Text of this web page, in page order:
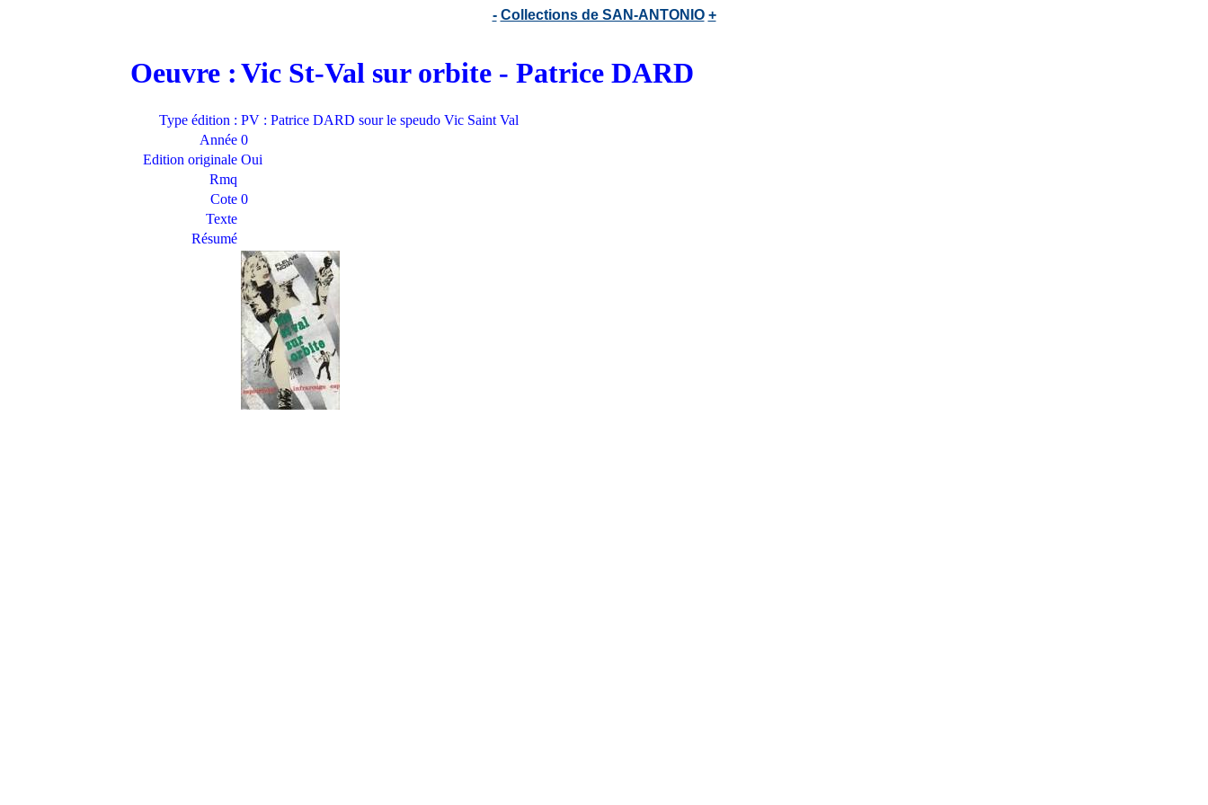
- Collections de SAN-ANTONIO +
Oeuvre :Vic St-Val sur orbite - Patrice DARD
Type édition : PV : Patrice DARD sour le speudo Vic Saint Val
Année 0
Edition originale Oui
Rmq
Cote 0
Texte
Résumé